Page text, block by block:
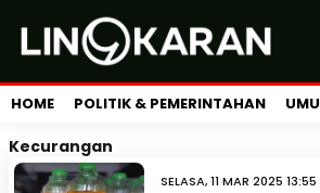
HOME POLITIK & PEMERINTAHAN
Kecurangan
SELASA, 11 MAR 2025 13:55